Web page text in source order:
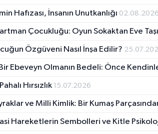
Hafızası, İnsanın Unutkanlığı 02.08.2026
Çocukluğu: Oyun Sokaktan Eve
Özgüveni Nasıl İnşa Edilir?
Ebeveyn Olmanın Bedeli: Önce
Hırsızlık 15.07.2026
ve Milli Kimlik: Bir Kumaş
Hareketlerin Sembolleri ve Kitle